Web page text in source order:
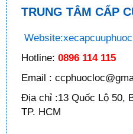
TRUNG TÂM CẤP
Hotline: 0896 114 115
Email :
Địa chỉ :13 Quốc Lộ 50,
TP. HCM